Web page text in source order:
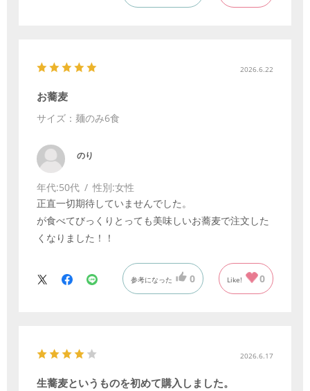
2026.6.22
お蕎麦
サイズ：麺のみ6食
のり
年代:50代 性別:女性
正直一切期待していませんでした。
が食べてびっくりとっても美味しいお蕎麦で注文した
くなりました！！
参考になった 0 Like! 0
2026.6.17
生蕎麦というものを初めて購入しました。